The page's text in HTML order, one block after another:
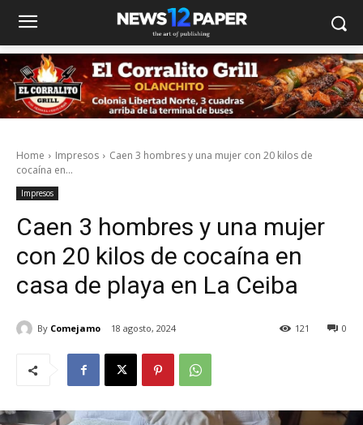
Home Impresos
Caen 3 hombres y una mujer con 20 kilos de
cocaína en...
Impresos
Caen 3 hombres y una mujer
con 20 kilos de cocaína en
casa de playa en La Ceiba
By Comejamo 18 agosto, 2024 0
121